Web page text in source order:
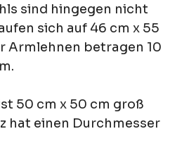
sind hingegen nicht
sich auf 46 cm x 55
Armlehnen betragen 10
50 cm x 50 cm groß
hat einen Durchmesser